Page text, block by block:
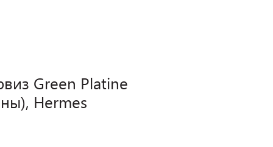
Green Platine
Hermes